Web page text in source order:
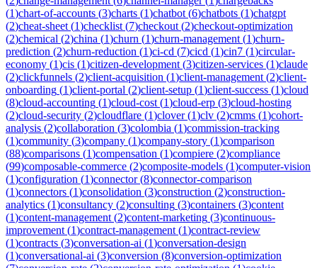
(1)chart-of-accounts (3)charts (1)chatbot (6)chatbots (1)chatgpt
(2)cheat-sheet (1)checklist (7)checkout (2)checkout-optimization
(2)chemical (2)china (1)churn (1)churn-management (1)churn-
prediction (2)churn-reduction (1)ci-cd (7)cicd (1)cin7 (1)circular-
economy (1)cis (1)citizen-development (3)citizen-services (1)claude
(2)clickfunnels (2)client-acquisition (1)client-management (2)client-
onboarding (1)client-portal (2)client-setup (1)client-success (1)cloud
(8)cloud-accounting (1)cloud-cost (1)cloud-erp (3)cloud-hosting
(2)cloud-security (2)cloudflare (1)clover(1)clv (2)cmms (1)cohort-
analysis (2)collaboration (3)colombia (1)commission-tracking
(1)community (3)company (1)company-story (1)comparison
(88)comparisons (1)compensation (1)compiere (2)compliance
(99)composable-commerce (2)composite-models (1)computer-vision
(1)configuration (1)connector(8)connector-comparison
(1)connectors (1)consolidation (3)construction (2)construction-
analytics (1)consultancy (2)consulting (3)containers (3)content
(1)content-management (2)content-marketing (3)continuous-
improvement (1)contract-management (1)contract-review
(1)contracts (3)conversation-ai (1)conversation-design
(1)conversational-ai (3)conversion (8)conversion-optimization